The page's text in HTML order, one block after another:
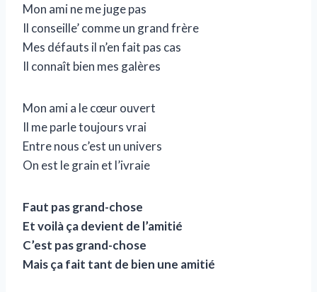
Mon ami ne me juge pas
Il conseille’ comme un grand frère
Mes défauts il n’en fait pas cas
Il connaît bien mes galères
Mon ami a le cœur ouvert
Il me parle toujours vrai
Entre nous c’est un univers
On est le grain et l’ivraie
Faut pas grand-chose
Et voilà ça devient de l’amitié
C’est pas grand-chose
Mais ça fait tant de bien une amitié